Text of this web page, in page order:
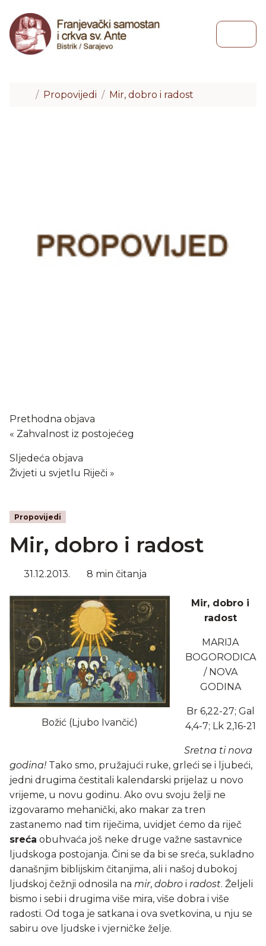
Menu
Home
Propovijedi Mir, dobro i radost
Prethodna objava
Zahvalnost iz postojećeg
Sljedeća objava
Živjeti u svjetlu Riječi
Propovijedi
Mir, dobro i radost
31.12.2013. 8 min čitanja
Božić (Ljubo Ivančić)
Mir, dobro i
radost
MARIJA
BOGORODICA
/ NOVA
GODINA
Br 6,22-27; Gal
4,4-7; Lk 2,16-21
Sretna ti nova
godina! Tako smo, pružajući ruke, grleći se i ljubeći,
jedni drugima čestitali kalendarski prijelaz u novo
vrijeme, u novu godinu. Ako ovu svoju želji ne
izgovaramo mehanički, ako makar za tren
zastanemo nad tim riječima, uvidjet ćemo da riječ
sreća obuhvaća još neke druge važne sastavnice
ljudskoga postojanja. Čini se da bi se sreća, sukladno
današnjim biblijskim čitanjima, ali i našoj dubokoj
ljudskoj čežnji odnosila na mir, dobro i radost. Željeli
bismo i sebi i drugima više mira, više dobra i više
radosti. Od toga je satkana i ova svetkovina, u nju se
sabiru ove ljudske i vjerničke želje.